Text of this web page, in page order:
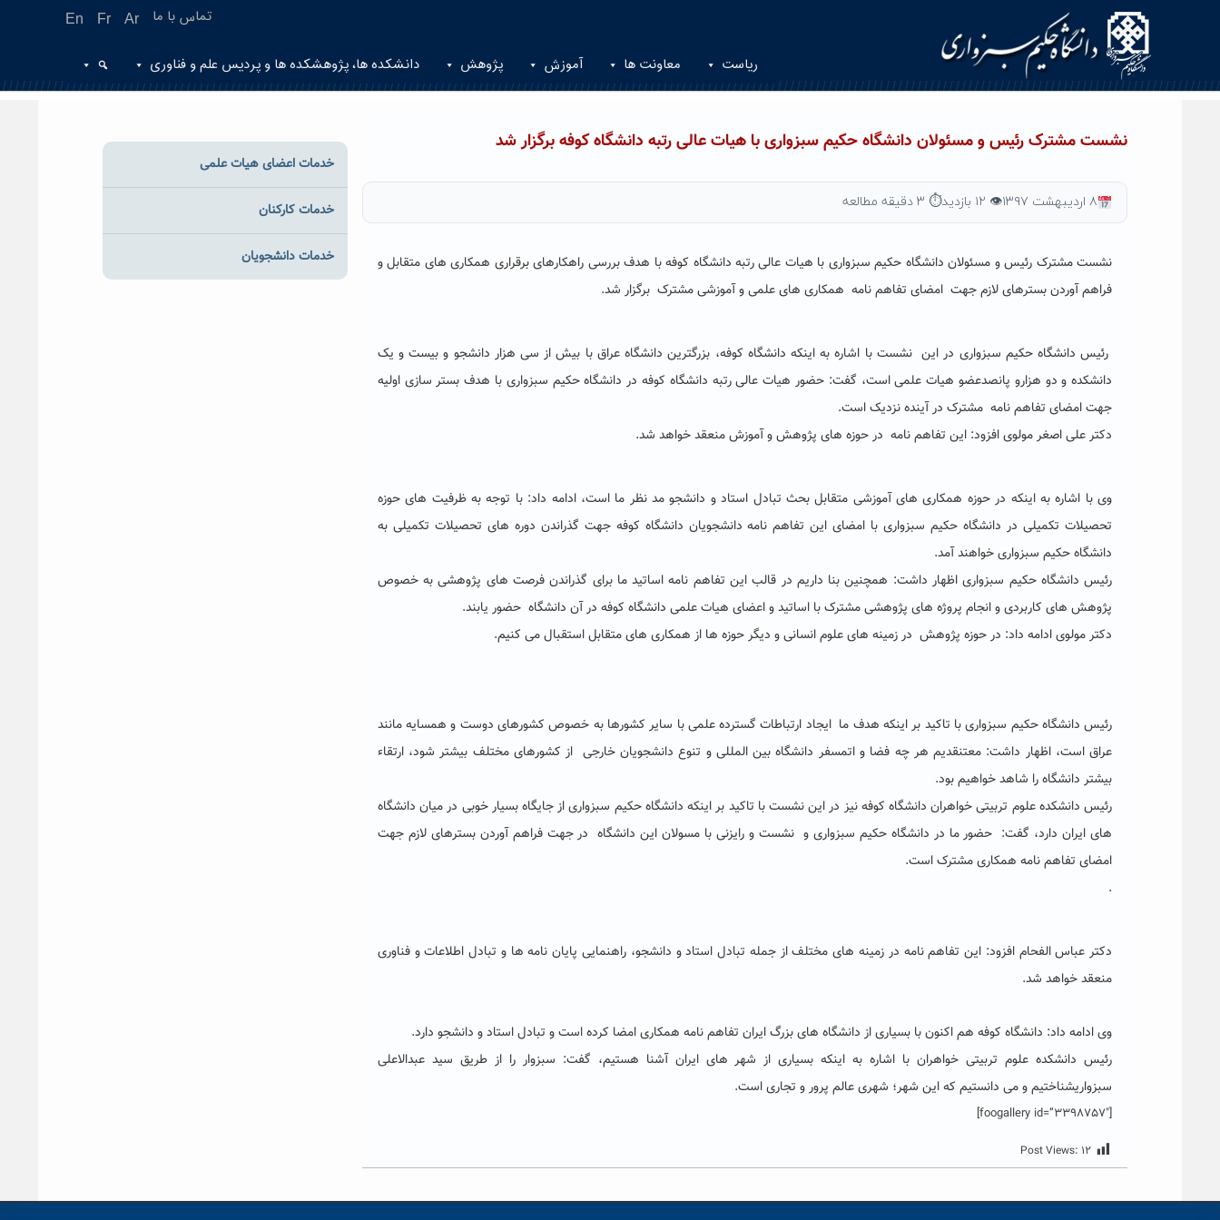
En Fr Ar تماس با ما
ریاست معاونت ها آموزش پژوهش دانشکده ها، پژوهشکده ها و پردیس علم و فناوری
نشست مشترک رئیس و مسئولان دانشگاه حکیم سبزواری با هیات عالی رتبه دانشگاه کوفه برگزار شد
۸ اردیبهشت ۱۳۹۷ 👁 ۱۲ بازدید ⏱ ۳ دقیقه مطالعه
نشست مشترک رئیس و مسئولان دانشگاه حکیم سبزواری با هیات عالی رتبه دانشگاه کوفه با هدف بررسی راهکارهای برقراری همکاری های متقابل و
فراهم آوردن بسترهای لازم جهت امضای تفاهم نامه همکاری های علمی و آموزشی مشترک برگزار شد.
رئیس دانشگاه حکیم سبزواری در این نشست با اشاره به اینکه دانشگاه کوفه، بزرگترین دانشگاه عراق با بیش از سی هزار دانشجو و بیست و یک
دانشکده و دو هزارو پانصدعضو هیات علمی است، گفت: حضور هیات عالی رتبه دانشگاه کوفه در دانشگاه حکیم سبزواری با هدف بستر سازی اولیه
جهت امضای تفاهم نامه مشترک در آینده نزدیک است.
دکتر علی اصغر مولوی افزود: این تفاهم نامه در حوزه های پژوهش و آموزش منعقد خواهد شد.
وی با اشاره به اینکه در حوزه همکاری های آموزشی متقابل بحث تبادل استاد و دانشجو مد نظر ما است، ادامه داد: با توجه به ظرفیت های حوزه
تحصیلات تکمیلی در دانشگاه حکیم سبزواری با امضای این تفاهم نامه دانشجویان دانشگاه کوفه جهت گذراندن دوره های تحصیلات تکمیلی به
دانشگاه حکیم سبزواری خواهند آمد.
رئیس دانشگاه حکیم سبزواری اظهار داشت: همچنین بنا داریم در قالب این تفاهم نامه اساتید ما برای گذراندن فرصت های پژوهشی به خصوص
پژوهش های کاربردی و انجام پروژه های پژوهشی مشترک با اساتید و اعضای هیات علمی دانشگاه کوفه در آن دانشگاه حضور یابند.
دکتر مولوی ادامه داد: در حوزه پژوهش در زمینه های علوم انسانی و دیگر حوزه ها از همکاری های متقابل استقبال می کنیم.
رئیس دانشگاه حکیم سبزواری با تاکید بر اینکه هدف ما ایجاد ارتباطات گسترده علمی با سایر کشورها به خصوص کشورهای دوست و همسایه مانند
عراق است، اظهار داشت: معتنقدیم هر چه فضا و اتمسفر دانشگاه بین المللی و تنوع دانشجویان خارجی از کشورهای مختلف بیشتر شود، ارتقاء
بیشتر دانشگاه را شاهد خواهیم بود.
رئیس دانشکده علوم تربیتی خواهران دانشگاه کوفه نیز در این نشست با تاکید بر اینکه دانشگاه حکیم سبزواری از جایگاه بسیار خوبی در میان دانشگاه
های ایران دارد، گفت: حضور ما در دانشگاه حکیم سبزواری و نشست و رایزنی با مسولان این دانشگاه در جهت فراهم آوردن بسترهای لازم جهت
امضای تفاهم نامه همکاری مشترک است.
.
دکتر عباس الفحام افزود: این تفاهم نامه در زمینه های مختلف از جمله تبادل استاد و دانشجو، راهنمایی پایان نامه ها و تبادل اطلاعات و فناوری
منعقد خواهد شد.
وی ادامه داد: دانشگاه کوفه هم اکنون با بسیاری از دانشگاه های بزرگ ایران تفاهم نامه همکاری امضا کرده است و تبادل استاد و دانشجو دارد.
رئیس دانشکده علوم تربیتی خواهران با اشاره به اینکه بسیاری از شهر های ایران آشنا هستیم، گفت: سبزوار را از طریق سید عبدالاعلی
سبزواریشناختیم و می دانستیم که این شهر؛ شهری عالم پرور و تجاری است.
[foogallery id=”3398757″]
Post Views: ۱۲
خدمات اعضای هیات علمی
خدمات کارکنان
خدمات دانشجویان